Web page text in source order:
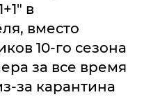
в
вместо
10-го сезона
за все время
за карантина